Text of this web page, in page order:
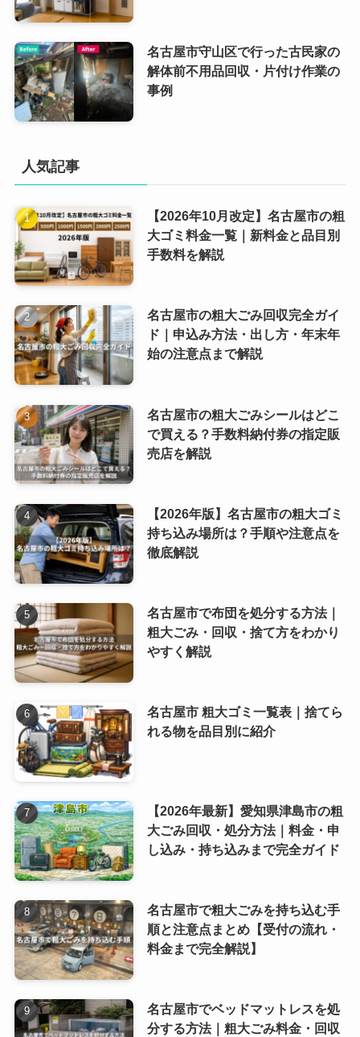
名古屋市守山区で行った古民家の
解体前不用品回収・片付け作業の
事例
人気記事
【2026年10月改定】名古屋市の粗
大ゴミ料金一覧｜新料金と品目別
手数料を解説
名古屋市の粗大ごみ回収完全ガイ
ド｜申込み方法・出し方・年末年
始の注意点まで解説
名古屋市の粗大ごみシールはどこ
で買える？手数料納付券の指定販
売店を解説
【2026年版】名古屋市の粗大ゴミ
持ち込み場所は？手順や注意点を
徹底解説
名古屋市で布団を処分する方法｜
粗大ごみ・回収・捨て方をわかり
やすく解説
名古屋市 粗大ゴミ一覧表｜捨てら
れる物を品目別に紹介
【2026年最新】愛知県津島市の粗
大ごみ回収・処分方法｜料金・申
し込み・持ち込みまで完全ガイド
名古屋市で粗大ごみを持ち込む手
順と注意点まとめ【受付の流れ・
料金まで完全解説】
名古屋市でベッドマットレスを処
分する方法｜粗大ごみ料金・回収